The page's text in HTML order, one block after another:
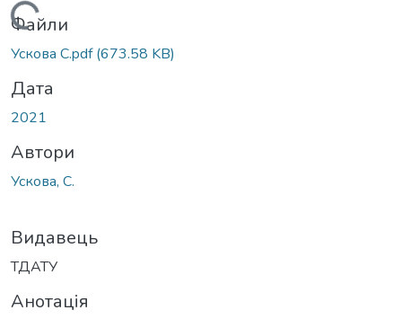
Вантажиться...
Файли
Ускова С.pdf(673.58 KB)
Дата
2021
Автори
Ускова, С.
Видавець
ТДАТУ
Анотація